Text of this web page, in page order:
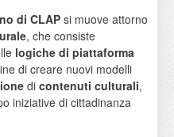
di CLAPsi muove attorno
, che consiste
logiche di piattaforma
di creare nuovi modelli
di contenuti culturali,
iniziative di cittadinanza